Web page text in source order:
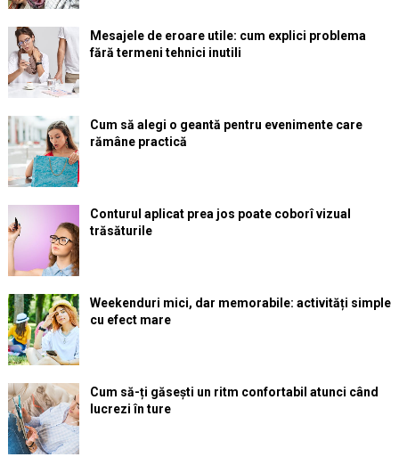
Mesajele de eroare utile: cum explici problema
fără termeni tehnici inutili
Cum să alegi o geantă pentru evenimente care
rămâne practică
Conturul aplicat prea jos poate coborî vizual
trăsăturile
Weekenduri mici, dar memorabile: activități simple
cu efect mare
Cum să-ți găsești un ritm confortabil atunci când
lucrezi în ture